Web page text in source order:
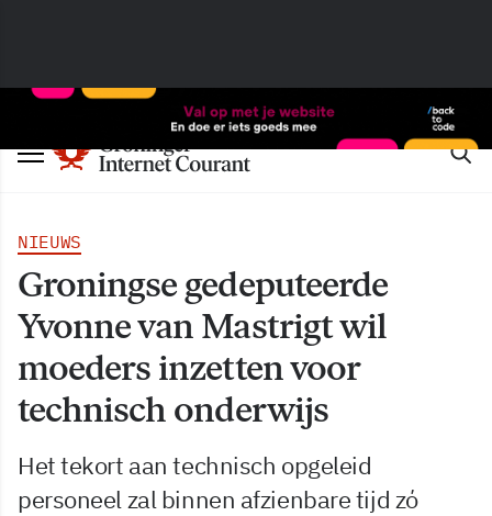
NIEUWS
Groningse gedeputeerde
Yvonne van Mastrigt wil
moeders inzetten voor
technisch onderwijs
Het tekort aan technisch opgeleid
personeel zal binnen afzienbare tijd zό